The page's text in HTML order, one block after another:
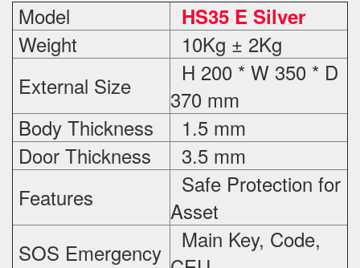
Model HS35 E Silver
Weight
10Kg ± 2Kg
External Size
H 200 * W 350 * D
370 mm
Body Thickness
1.5 mm
Door Thickness
3.5 mm
Features
Safe Protection for
Asset
SOS Emergency
Main Key, Code,